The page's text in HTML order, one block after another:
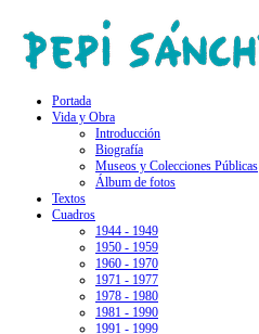
Portada
Vida y Obra
Introducción
Biografía
Museos y Colecciones Públicas
Álbum de fotos
Textos
Cuadros
1944 - 1949
1950 - 1959
1960 - 1970
1971 - 1977
1978 - 1980
1981 - 1990
1991 - 1999